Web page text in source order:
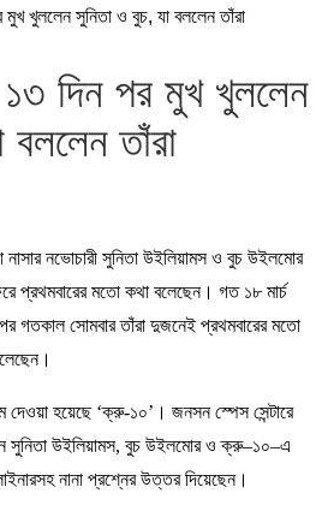
মুখ খুললেন সুনিতা ও বুচ, যা বললেন তাঁরা
১৩ দিন পর মুখ খুললেন
তাঁরা
নাসার নভোচারী সুনিতা উইলিয়ামস ও বুচ উইলমোর
প্রথমবারের মতো কথা বলেছেন। গত ১৮ মার্চ
গতকাল সোমবার তাঁরা দুজনেই প্রথমবারের মতো
দেওয়া হয়েছে ‘ক্রু-১০’। জনসন স্পেস সেন্টারে
সুনিতা উইলিয়ামস, বুচ উইলমোর ও ক্রু–১০–এ
নানা প্রশ্নের উত্তর দিয়েছেন।